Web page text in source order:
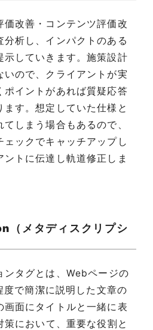
価改善・コンテンツ評価改
析し、インパクトのある
示していきます。施策設計
いので、クライアントが実
ポイントがあれば質疑応答
ます。想定していた仕様と
しまう場合もあるので、
ックでキャッチアップし
トに伝達し軌道修正しま
メタディスクリプシ
タグとは、 Webページの
度で簡潔に説明した文章の
画面にタイトルと一緒に表
策において、重要な役割と